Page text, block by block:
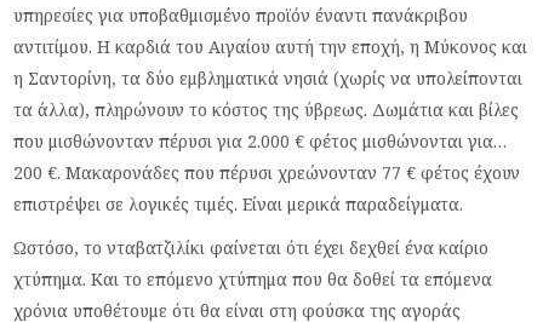
υπηρεσίες για υποβαθμισμένο προϊόν έναντι πανάκριβου
αντιτίμου. Η καρδιά του Αιγαίου αυτή την εποχή, η Μύκονος και
η Σαντορίνη, τα δύο εμβληματικά νησιά (χωρίς να υπολείπονται
τα άλλα), πληρώνουν το κόστος της ύβρεως. Δωμάτια και βίλες
που μισθώνονταν πέρυσι για 2.000 € φέτος μισθώνονται για…
200 €. Μακαρονάδες που πέρυσι χρεώνονταν 77 € φέτος έχουν
επιστρέψει σε λογικές τιμές. Είναι μερικά παραδείγματα.
Ωστόσο, το νταβατζιλίκι φαίνεται ότι έχει δεχθεί ένα καίριο
χτύπημα. Και το επόμενο χτύπημα που θα δοθεί τα επόμενα
χρόνια υποθέτουμε ότι θα είναι στη φούσκα της αγοράς